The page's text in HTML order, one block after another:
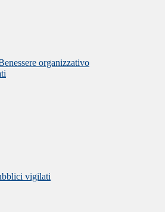
organizzativo
vigilati